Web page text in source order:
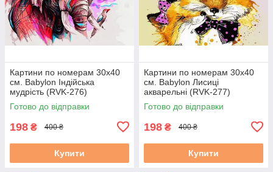
Картини по номерам 30х40
см. Babylon Індійська
мудрість (RVK-276)
Готово до відправки
198 ₴ 400 ₴
Купити
Картини по номерам 30х40
см. Babylon Лисиці
акварельні (RVK-277)
Готово до відправки
198 ₴ 400 ₴
Купити